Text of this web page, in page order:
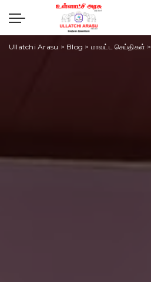
Ullatchi Arasu > Blog > மாவட்ட செய்திகள் >